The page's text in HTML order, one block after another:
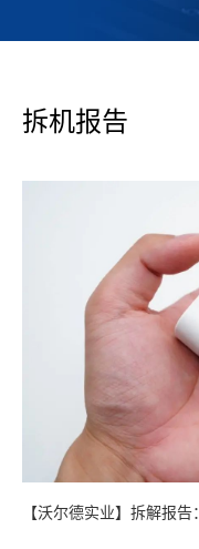
拆机报告
【沃尔德实业】拆解报